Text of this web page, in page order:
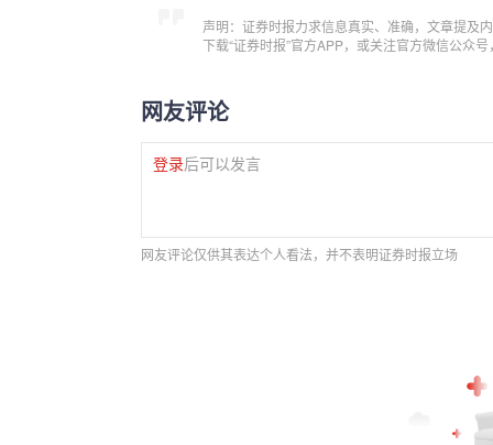
声明：证券时报力求信息真实、准确，文章提及
下载“证券时报”官方APP，或关注官方微信公众
网友评论
登录后可以发言
网友评论仅供其表达个人看法，并不表明证券时报立场